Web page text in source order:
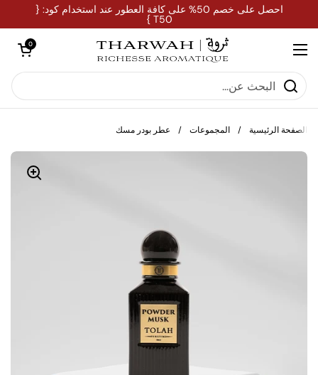
تخطي إلى المحتوى احصل على خصم 50% على كافة العطور عند استخدام كود: {
T50 }
فتح القائمة
فتح العربة
0
الصفحة الرئيسية / المجموعات / عطر بودر مسك